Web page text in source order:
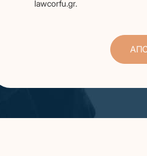
lawcorfu.gr.